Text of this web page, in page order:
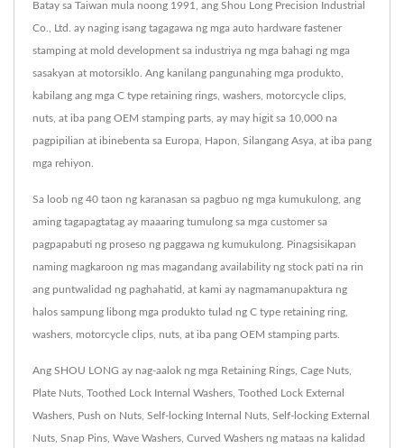
Batay sa Taiwan mula noong 1991, ang Shou Long Precision Industrial
Co., Ltd. ay naging isang tagagawa ng mga auto hardware fastener
stamping at mold development sa industriya ng mga bahagi ng mga
sasakyan at motorsiklo. Ang kanilang pangunahing mga produkto,
kabilang ang mga C type retaining rings, washers, motorcycle clips,
nuts, at iba pang OEM stamping parts, ay may higit sa 10,000 na
pagpipilian at ibinebenta sa Europa, Hapon, Silangang Asya, at iba pang
mga rehiyon.
Sa loob ng 40 taon ng karanasan sa pagbuo ng mga kumukulong, ang
aming tagapagtatag ay maaaring tumulong sa mga customer sa
pagpapabuti ng proseso ng paggawa ng kumukulong. Pinagsisikapan
naming magkaroon ng mas magandang availability ng stock pati na rin
ang puntwalidad ng paghahatid, at kami ay nagmamanupaktura ng
halos sampung libong mga produkto tulad ng C type retaining ring,
washers, motorcycle clips, nuts, at iba pang OEM stamping parts.
Ang SHOU LONG ay nag-aalok ng mga Retaining Rings, Cage Nuts,
Plate Nuts, Toothed Lock Internal Washers, Toothed Lock External
Washers, Push on Nuts, Self-locking Internal Nuts, Self-locking External
Nuts, Snap Pins, Wave Washers, Curved Washers ng mataas na kalidad